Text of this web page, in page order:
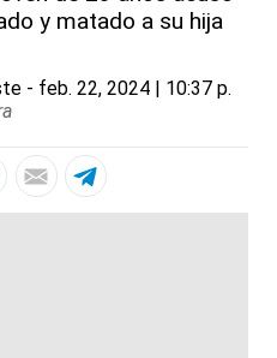
y matado a su hija
- feb. 22, 2024 | 10:37 p.